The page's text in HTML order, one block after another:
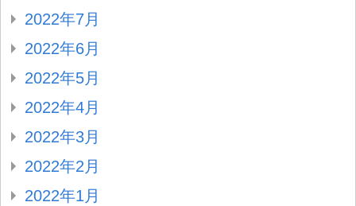
2022年7月
2022年6月
2022年5月
2022年4月
2022年3月
2022年2月
2022年1月